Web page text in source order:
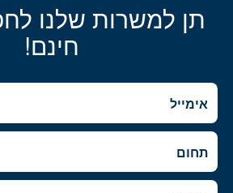
תן למשרות שלנו
חינם!